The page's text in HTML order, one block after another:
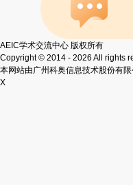
AEIC学术交流中心 版权所有
Copyright © 2014 - 2026 All rights
本网站由广州科奥信息技术股份有
X